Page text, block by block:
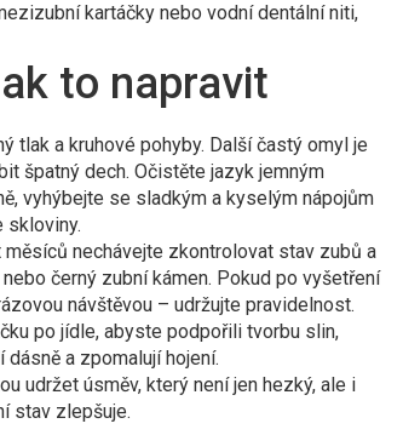
kartáčky nebo vodní dentální niti,
to napravit
tlak a kruhové pohyby. Další častý omyl je
špatný dech. Očistěte jazyk jemným
vyhýbejte se sladkým a kyselým nápojům
skloviny.
nechávejte zkontrolovat stav zubů a
černý zubní kámen. Pokud po vyšetření
návštěvou – udržujte pravidelnost.
po jídle, abyste podpořili tvorbu slin,
a zpomalují hojení.
udržet úsměv, který není jen hezký, ale i
stav zlepšuje.